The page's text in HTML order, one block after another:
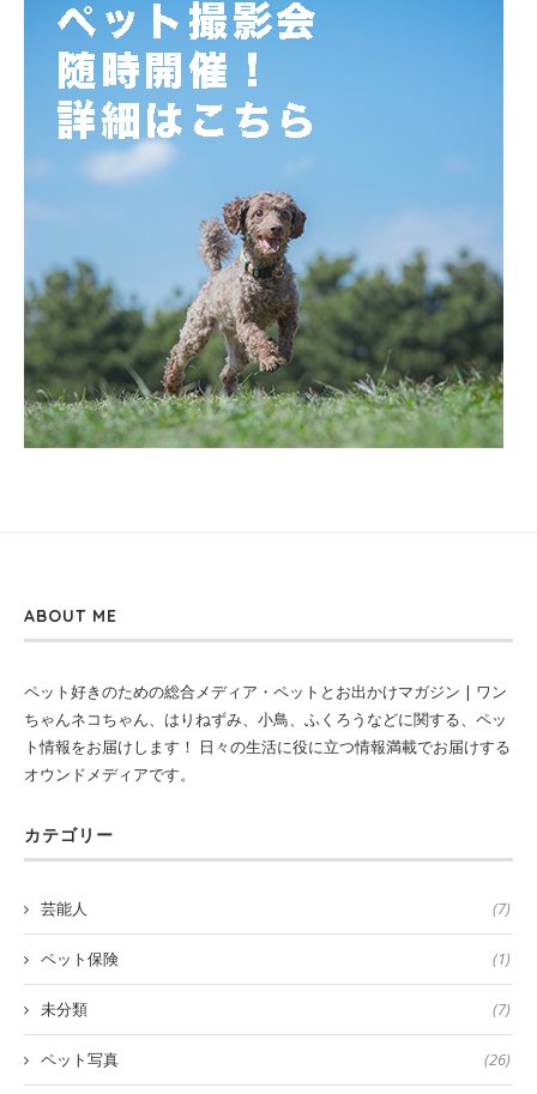
ABOUT ME
ペット好きのための総合メディア・ペットとお出かけマガジン | ワン
ちゃんネコちゃん、はりねずみ、小鳥、ふくろうなどに関する、ペッ
ト情報をお届けします！ 日々の生活に役に立つ情報満載でお届けする
オウンドメディアです。
カテゴリー
芸能人 (7)
ペット保険 (1)
未分類 (7)
ペット写真 (26)